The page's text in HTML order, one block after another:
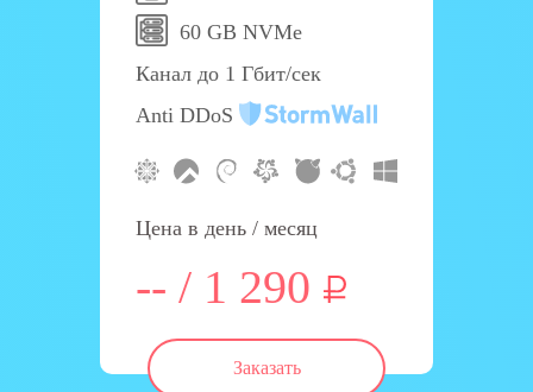
60 GB NVMe
Канал до 1 Гбит/сек
Anti DDoS
Цена в день / месяц
-- / 1 290
Заказать